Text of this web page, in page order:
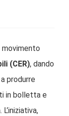
(CER), dando
produrre
in bolletta e
. L’iniziativa,